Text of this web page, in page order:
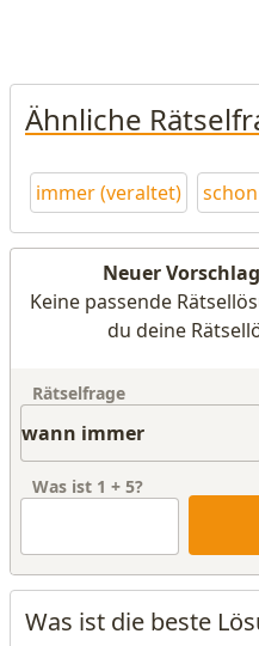
Ähnliche
immer (veraltet)
Neuer
Keine passende
du deine
Rätselfrage
Was ist 1 + 5?
Was ist die beste